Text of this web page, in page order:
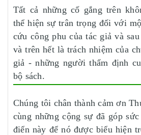
Tất cả những cố gắng trên
thể hiện sự trân trọng đối với
cứu công phu của tác giả và
và trên hết là trách nhiệm của
giả - những người thẩm định
bộ sách.
Chúng tôi chân thành cảm ơn
cùng những cộng sự đã góp
điển này để nó được biểu hiện